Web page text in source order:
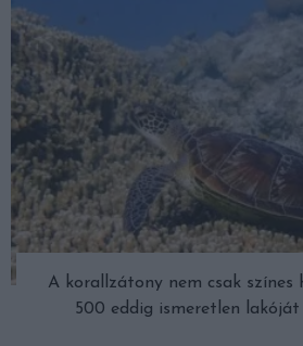
A korallzátony nem csak színes
500 eddig ismeretlen